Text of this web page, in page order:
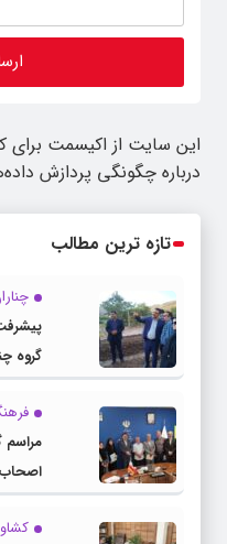
این سایت از اکیسمت
درباره چگونگی پردازش
تازه ترین مطالب
گروه
دولتی
مراسم
اصحاب